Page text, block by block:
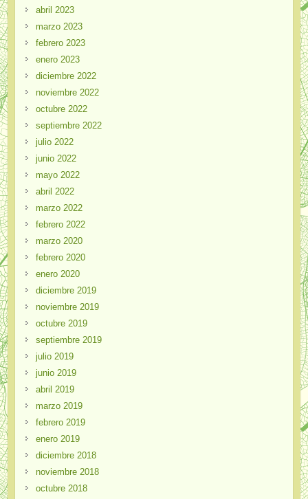
abril 2023
marzo 2023
febrero 2023
enero 2023
diciembre 2022
noviembre 2022
octubre 2022
septiembre 2022
julio 2022
junio 2022
mayo 2022
abril 2022
marzo 2022
febrero 2022
marzo 2020
febrero 2020
enero 2020
diciembre 2019
noviembre 2019
octubre 2019
septiembre 2019
julio 2019
junio 2019
abril 2019
marzo 2019
febrero 2019
enero 2019
diciembre 2018
noviembre 2018
octubre 2018